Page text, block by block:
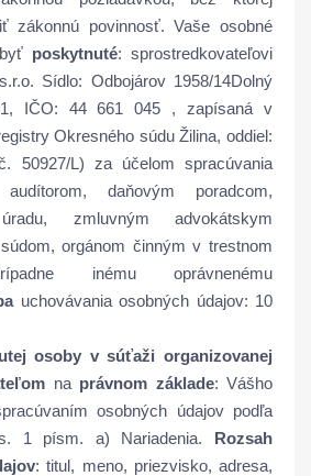
zákonnú povinnosť. Vaše osobné
poskytnuté: sprostredkovateľovi
Sídlo: Odbojárov 1958/14Dolný
IČO: 44 661 045 , zapísaná v
Okresného súdu Žilina, oddiel:
50927/L) za účelom spracúvania
audítorom, daňovým poradcom,
zmluvným advokátskym
orgánom činným v trestnom
inému oprávnenému
uchovávania osobných údajov: 10
osoby v súťaži organizovanej
na právnom základe: Vášho
osobných údajov podľa
1 písm. a) Nariadenia. Rozsah
: titul, meno, priezvisko, adresa,